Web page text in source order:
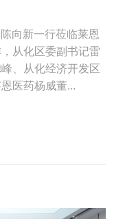
向新一行莅临莱恩
从化区委副书记雷
、从化经济开发区
医药杨威董...